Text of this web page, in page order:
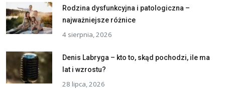
Rodzina dysfunkcyjna i patologiczna –
najważniejsze różnice
4 sierpnia, 2026
Denis Labryga – kto to, skąd pochodzi, ile ma
lat i wzrostu?
28 lipca, 2026